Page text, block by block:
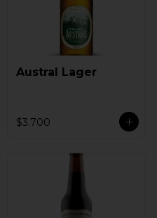
Austral Lager
$3.700